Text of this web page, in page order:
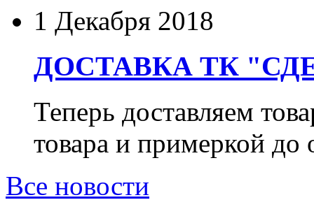
1 Декабря 2018
ДОСТАВКА ТК
Теперь доставляем
товара и примеркой
Все новости